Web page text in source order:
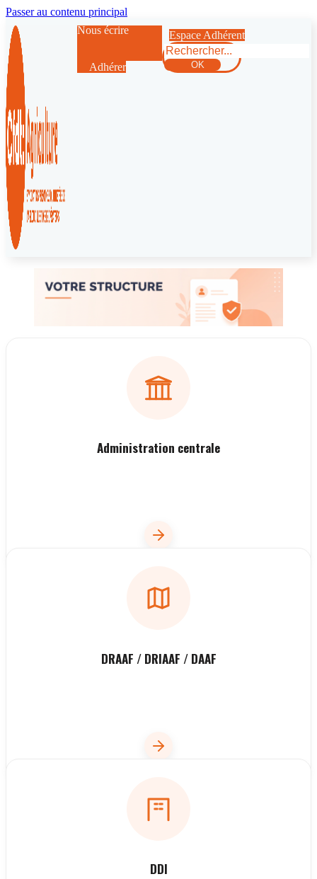
Passer au contenu principal
Nous écrire
Adhérer
Espace Adhérent
Rechercher
OK
Administration centrale
DRAAF / DRIAAF / DAAF
DDI